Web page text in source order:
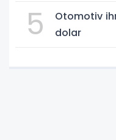
5
Otomotiv
dolar